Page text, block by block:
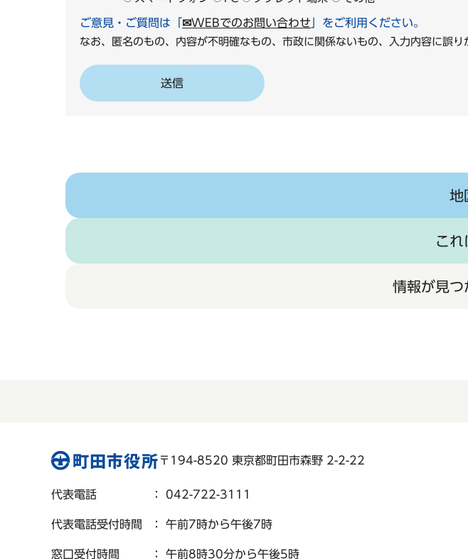
ご意見・ご質問は「 ✉WEBでのお問い合わせ 」をご利用ください。
なお、匿名のもの、内容が不明確なもの、市政に関係ないもの、入力内容に
地
これ
情報が見つ
〒194-8520 東京都町田市森野 2-2-22
代表電話 ： 042-722-3111
代表電話受付時間 ： 午前7時から午後7時
窓口受付時間 ： 午前8時30分から午後5時